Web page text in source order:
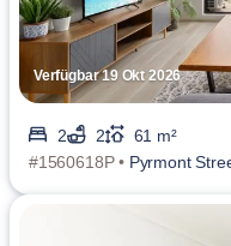
Verfügbar 19 Okt 2026
2 2
61 m²
#1560618P • Pyrmont